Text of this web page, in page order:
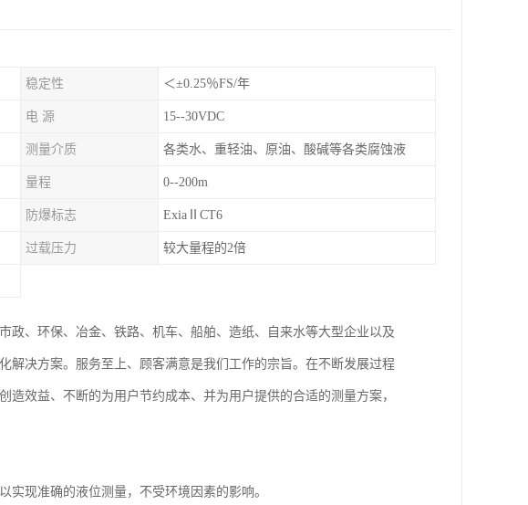
稳定性 ＜±0.25％FS/年
电 源 15--30VDC
测量介质 各类水、重轻油、原油、酸碱等各类腐蚀液
量程 0--200m
防爆标志 ExiaⅡCT6
过载压力 较大量程的2倍
政、环保、冶金、铁路、机车、船舶、造纸、自来水等大型企业以及
解决方案。服务至上、顾客满意是我们工作的宗旨。在不断发展过程
效益、不断的为用户节约成本、并为用户提供的合适的测量方案，
实现准确的液位测量，不受环境因素的影响。